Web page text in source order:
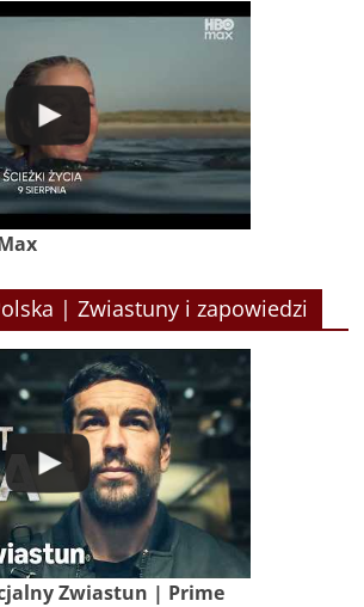
| Zwiastuny i zapowiedzi
Zwiastun | Prime